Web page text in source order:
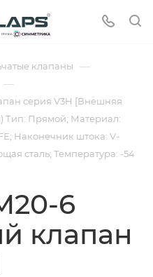
клапаны —
—
серия V3H [Внешняя
Тип: Прямой; Материал:
Наконечник штока: V-
сталь; Температура: -54
6
клапан